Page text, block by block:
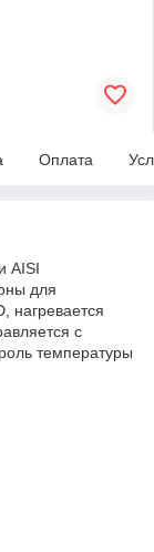
Оплата
AISI
для
нагревается
с
температуры